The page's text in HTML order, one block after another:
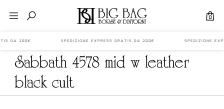
0
GRATIS DA 200€ SPEDIZIONE EXPRESS GRATIS DA 200€
sabbath 4578 mid w leather
black cult